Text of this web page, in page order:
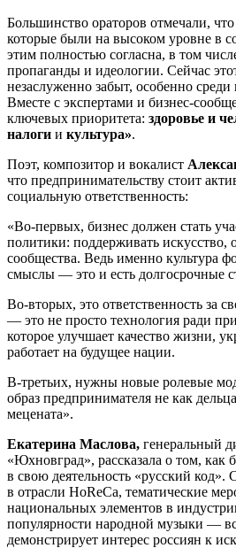
Большинство ораторов отмечали,
которые были на высоком уровне в
этим полностью согласна, в том
пропаганды и идеологии. Сейчас
незаслуженно забыт, особенно
Вместе с экспертами и бизнес-
ключевых приоритета: здоровье и
налоги и культура».
Поэт, композитор и вокалист
что предпринимательству стоит
социальную ответственность:
«Во-первых, бизнес должен стать
политики: поддерживать искусство,
сообщества. Ведь именно культура
смыслы — это и есть долгосрочные
Во-вторых, это ответственность за
— это не просто технология ради
которое улучшает качество жизни,
работает на будущее нации.
В-третьих, нужны новые ролевые
образ предпринимателя не как
мецената».
Екатерина Маслова, генеральный
«Юхновград», рассказала о том, как
в свою деятельность «русский код».
в отрасли HoReCa, тематические
национальных элементов в
популярности народной музыки —
демонстрирует интерес россиян к